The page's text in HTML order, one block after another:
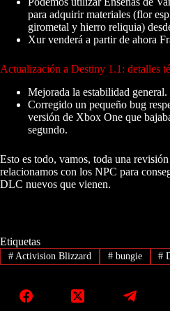
para adquirir materiales (flor
girometal y hierro reliquia)
Xur venderá a partir de ahora
Actualización a Destiny 1.1: detalles
Mejorada la estabilidad general.
Corregido un pequeño bug
versión de Xbox One que
segundo.
Esto es todo, vamos, toda una
relacionamos con los NPC para
DLC nuevos que vienen.
Etiquetas
#Activision Blizzard #bungie #